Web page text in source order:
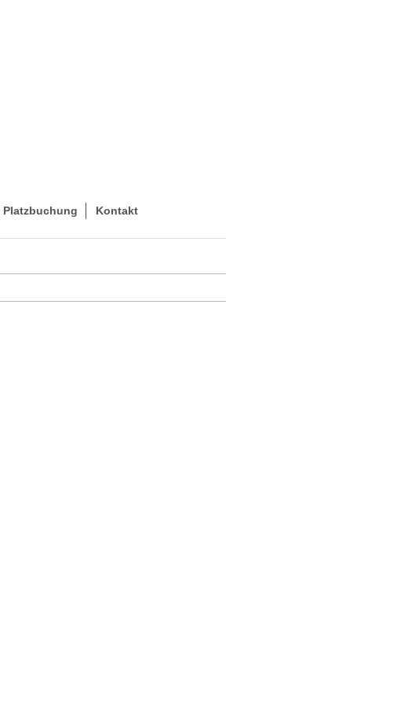
Platzbuchung Kontakt